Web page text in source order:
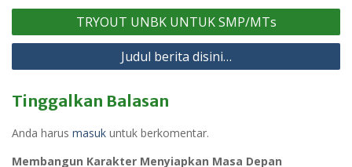
Navigasi
pos
TRYOUT UNBK UNTUK SMP/MTs
Judul berita disini…
Tinggalkan Balasan
Anda harus masuk untuk berkomentar.
Membangun Karakter Menyiapkan Masa Depan